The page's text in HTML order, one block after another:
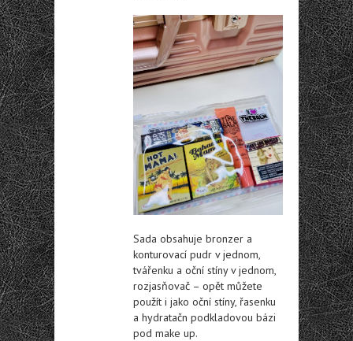
Sada obsahuje bronzer a
konturovací pudr v jednom,
tvářenku a oční stíny v jednom,
rozjasňovač – opět můžete
použít i jako oční stíny, řasenku
a hydratačn podkladovou bázi
pod make up.